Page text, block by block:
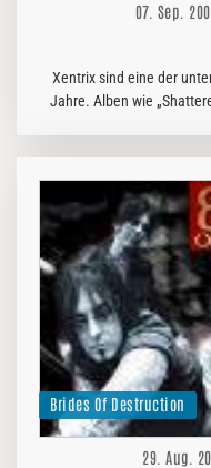
07. Sep.
Xentrix sind eine der
Jahre. Alben wie
Brides Of Destruction
29. Aug.